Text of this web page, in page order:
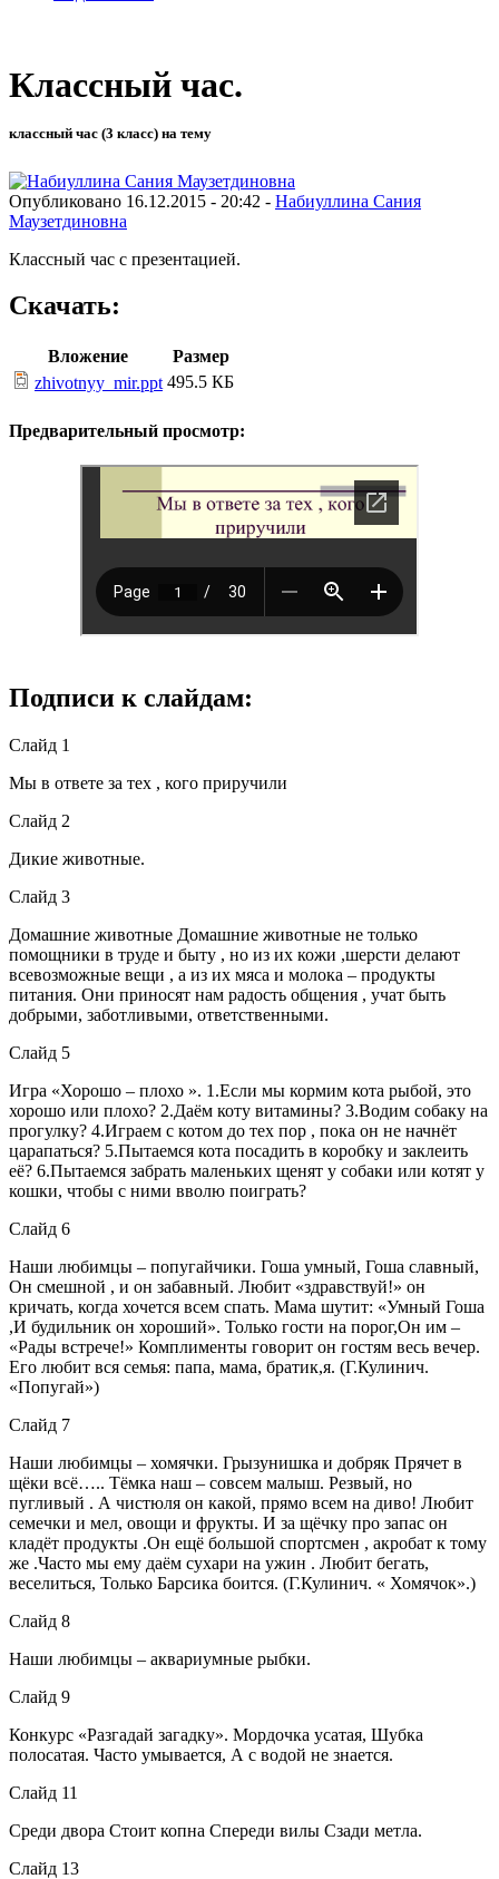
Классный час.
классный час (3 класс) на тему
Опубликовано 16.12.2015 - 20:42 - Набиуллина Сания
Маузетдиновна
Классный час с презентацией.
Скачать:
Вложение
Размер
zhivotnyy_mir.ppt 495.5 КБ
Предварительный просмотр:
Подписи к слайдам:
Слайд 1
Мы в ответе за тех , кого приручили
Слайд 2
Дикие животные.
Слайд 3
Домашние животные Домашние животные не только
помощники в труде и быту , но из их кожи ,шерсти делают
всевозможные вещи , а из их мяса и молока – продукты
питания. Они приносят нам радость общения , учат быть
добрыми, заботливыми, ответственными.
Слайд 5
Игра «Хорошо – плохо ». 1.Если мы кормим кота рыбой, это
хорошо или плохо? 2.Даём коту витамины? 3.Водим собаку на
прогулку? 4.Играем с котом до тех пор , пока он не начнёт
царапаться? 5.Пытаемся кота посадить в коробку и заклеить
её? 6.Пытаемся забрать маленьких щенят у собаки или котят у
кошки, чтобы с ними вволю поиграть?
Слайд 6
Наши любимцы – попугайчики. Гоша умный, Гоша славный,
Он смешной , и он забавный. Любит «здравствуй!» он
кричать, когда хочется всем спать. Мама шутит: «Умный Гоша
,И будильник он хороший». Только гости на порог,Он им –
«Рады встрече!» Комплименты говорит он гостям весь вечер.
Его любит вся семья: папа, мама, братик,я. (Г.Кулинич.
«Попугай»)
Слайд 7
Наши любимцы – хомячки. Грызунишка и добряк Прячет в
щёки всё….. Тёмка наш – совсем малыш. Резвый, но
пугливый . А чистюля он какой, прямо всем на диво! Любит
семечки и мел, овощи и фрукты. И за щёчку про запас он
кладёт продукты .Он ещё большой спортсмен , акробат к тому
же .Часто мы ему даём сухари на ужин . Любит бегать,
веселиться, Только Барсика боится. (Г.Кулинич. « Хомячок».)
Слайд 8
Наши любимцы – аквариумные рыбки.
Слайд 9
Конкурс «Разгадай загадку». Мордочка усатая, Шубка
полосатая. Часто умывается, А с водой не знается.
Слайд 11
Среди двора Стоит копна Спереди вилы Сзади метла.
Слайд 13